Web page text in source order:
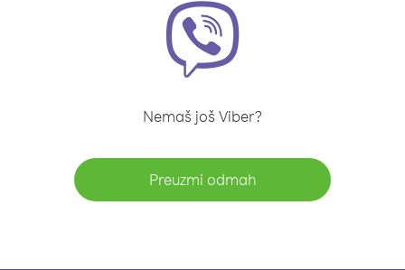
Nemaš još Viber?
Preuzmi odmah